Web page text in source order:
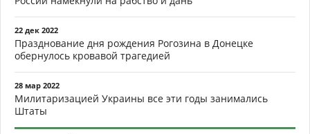
22 дек 2022
Празднование дня рождения Рогозина в Донецке
обернулось кровавой трагедией
28 мар 2022
Милитаризацией Украины все эти годы занимались
Штаты